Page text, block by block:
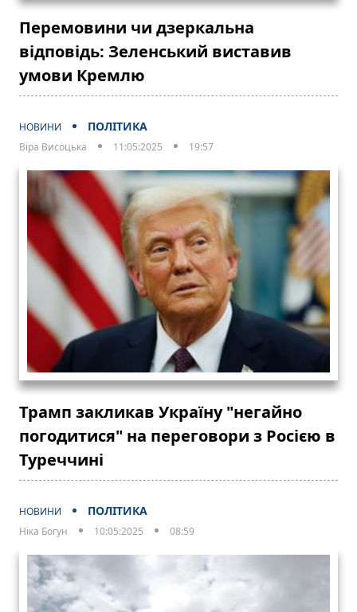
Перемовини чи дзеркальна
відповідь: Зеленський виставив
умови Кремлю
НОВИНИ ПОЛІТИКА
Віра Висоцька 11:05:2025 19:57
Трамп закликав Україну "негайно
погодитися" на переговори з Росією в
Туреччині
НОВИНИ ПОЛІТИКА
Ніка Богун 10:05:2025 08:59